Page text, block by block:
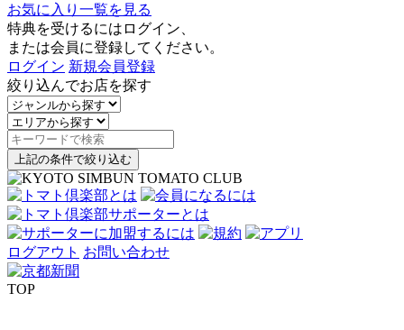
お気に入り一覧を見る
特典を受けるにはログイン、
または会員に登録してください。
ログイン 新規会員登録
絞り込んでお店を探す
上記の条件で絞り込む
ログアウト お問い合わせ
TOP